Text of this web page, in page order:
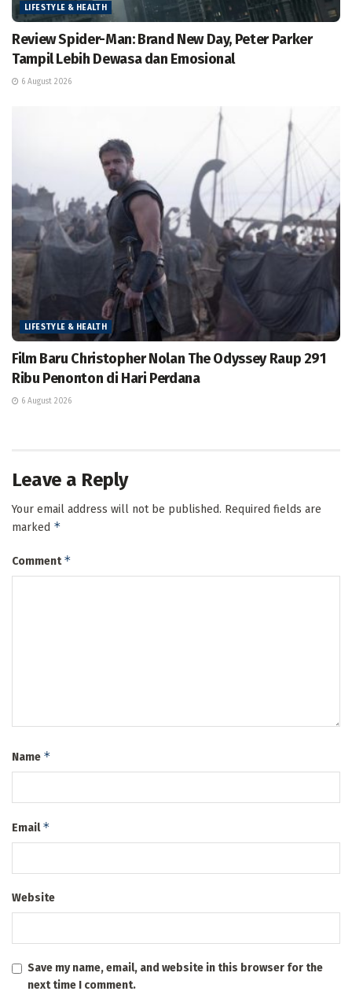
LIFESTYLE & HEALTH
Review Spider-Man: Brand New Day, Peter Parker
Tampil Lebih Dewasa dan Emosional
6 August 2026
LIFESTYLE & HEALTH
Film Baru Christopher Nolan The Odyssey Raup 291
Ribu Penonton di Hari Perdana
6 August 2026
Leave a Reply
Your email address will not be published. Required fields are
marked *
Comment*
Name *
Email*
Website
Save my name, email, and website in this browser for the
next time I comment.